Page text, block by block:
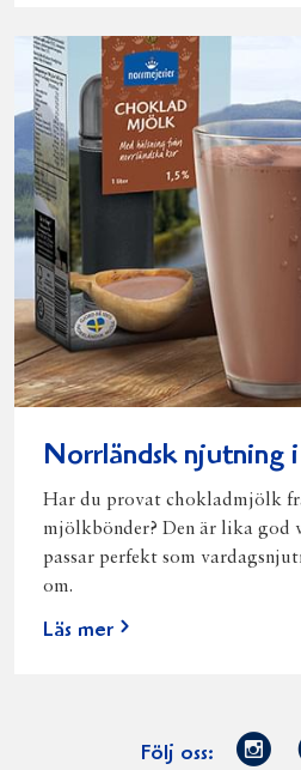
Norrländsk njutning
Har du provat chokladmjölk
mjölkbönder? Den är lika god
passar perfekt som
om.
Läs mer
Följ oss: